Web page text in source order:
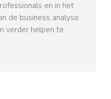
en in het
de business analyse
verder helpen te